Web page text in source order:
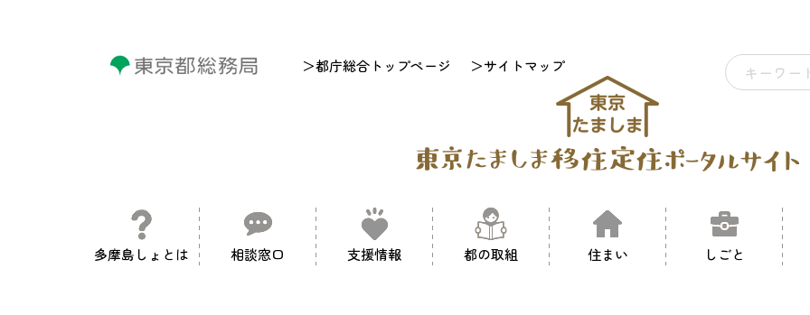
＞都庁総合トップページ ＞サイトマップ
多摩島しょとは 相談窓口 支援情報 都の取組 住まい しごと